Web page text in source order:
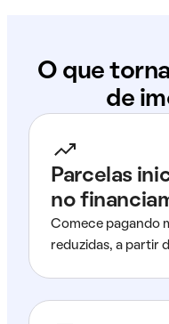
O que
de
Parcelas
no
Comece pagando
reduzidas, a partir